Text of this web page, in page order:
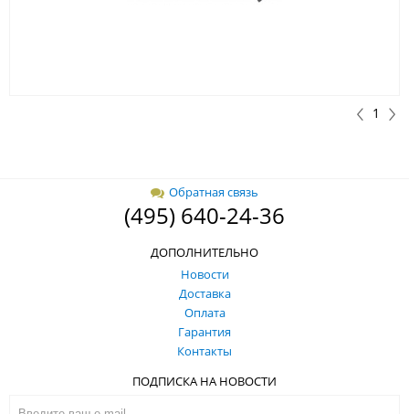
1
Обратная связь
(495) 640-24-36
ДОПОЛНИТЕЛЬНО
Новости
Доставка
Оплата
Гарантия
Контакты
ПОДПИСКА НА НОВОСТИ